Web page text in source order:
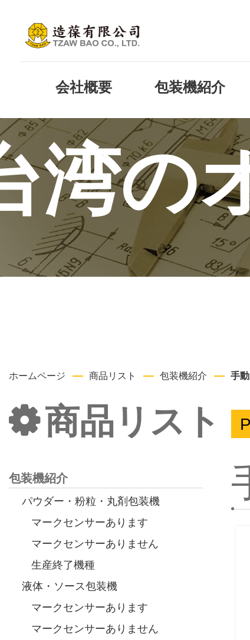
会社概要 包装機紹介
湾の
ホームページ 商品リスト 包装機紹介 手
商品リスト
包装機紹介
パウダー・粉粒・丸剤包装機
マークセンサーあります
マークセンサーありません
生産終了機種
液体・ソース包装機
マークセンサーあります
マークセンサーありません